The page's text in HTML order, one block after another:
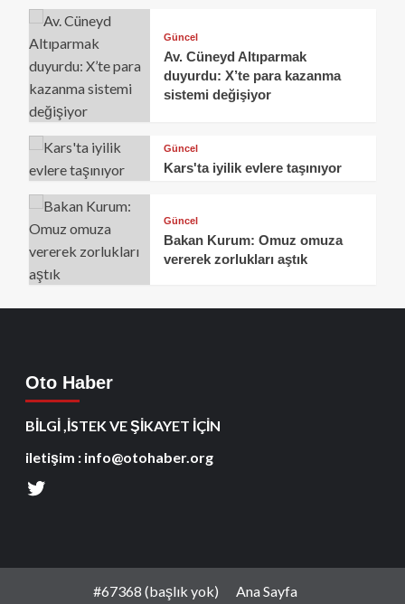
Güncel
Av. Cüneyd Altıparmak
duyurdu: X’te para kazanma
sistemi değişiyor
Güncel
Kars'ta iyilik evlere taşınıyor
Güncel
Bakan Kurum: Omuz omuza
vererek zorlukları aştık
Oto Haber
BİLGİ ,İSTEK VE ŞİKAYET İÇİN
iletişim : info@otohaber.org
#67368 (başlık yok)
Ana Sayfa